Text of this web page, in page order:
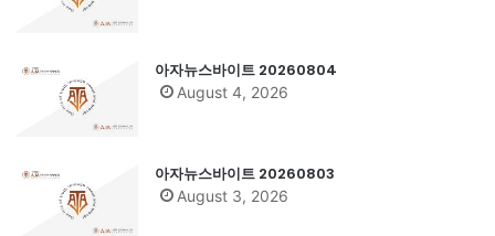
아자뉴스바이트 20260804
August 4, 2026
아자뉴스바이트 20260803
August 3, 2026